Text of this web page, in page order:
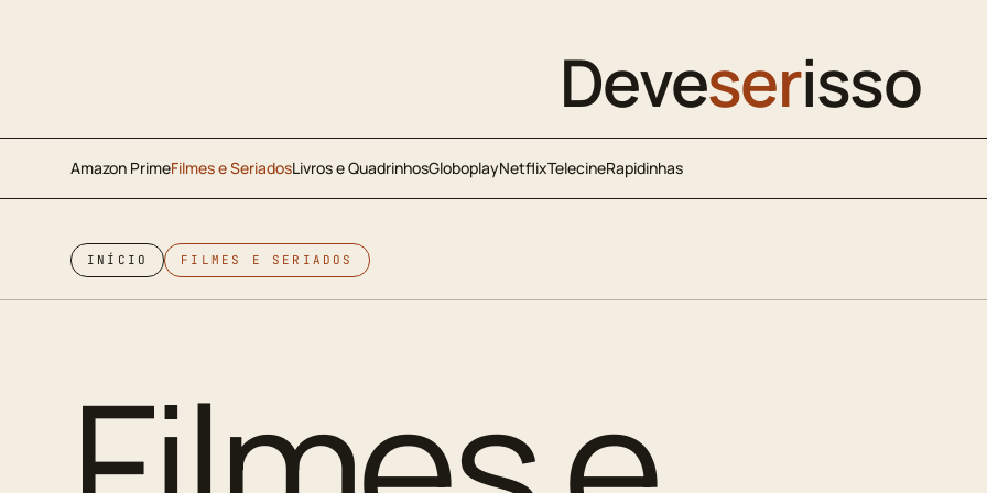
Deveserisso
Amazon PrimeFilmes e SeriadosLivros e QuadrinhosGloboplayNetflixTelecineRapidinhas
INÍCIO FILMES E SERIADOS